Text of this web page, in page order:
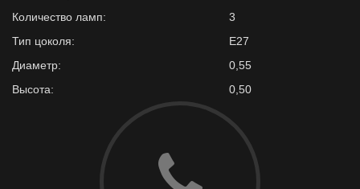
Количество ламп:
3
Тип цоколя:
E27
Диаметр:
0,55
Высота:
0,50